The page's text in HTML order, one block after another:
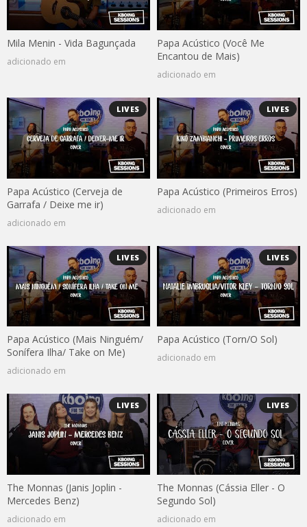
Mila Menin - Vida Bagunçada
adicionado em
Papa Acústico (Você Me
Encantou de Mais)
adicionado em
LIVES
Papa Acústico (Cerveja de
Garrafa / Deixe me ir)
adicionado em
LIVES
Papa Acústico (Primeiros Erros)
adicionado em
LIVES
Papa Acústico (Mais Ninguém/
Sonífera Ilha/ Take on Me)
adicionado em
LIVES
Papa Acústico (Torn/O Sol)
adicionado em
LIVES
The Monnas (Janis Joplin -
Mercedes Benz)
adicionado em
LIVES
The Monnas (Cássia Eller - O
Segundo Sol)
adicionado em